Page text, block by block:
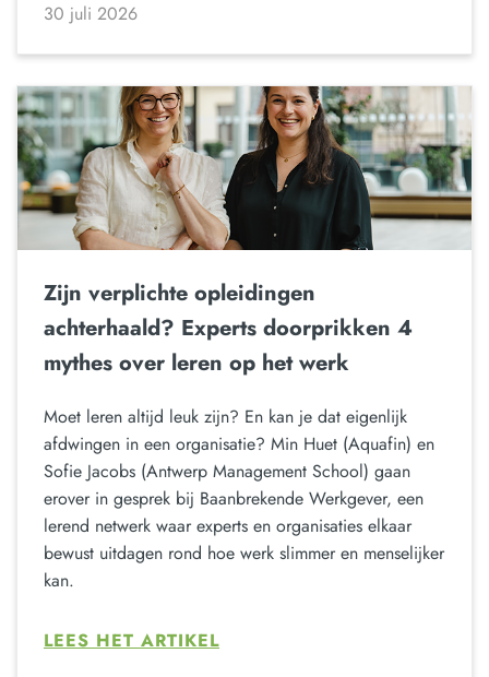
30 juli 2026
Zijn verplichte opleidingen
achterhaald? Experts doorprikken 4
mythes over leren op het werk
Moet leren altijd leuk zijn? En kan je dat eigenlijk
afdwingen in een organisatie? Min Huet (Aquafin) en
Sofie Jacobs (Antwerp Management School) gaan
erover in gesprek bij Baanbrekende Werkgever, een
lerend netwerk waar experts en organisaties elkaar
bewust uitdagen rond hoe werk slimmer en menselijker
kan.
LEES HET ARTIKEL